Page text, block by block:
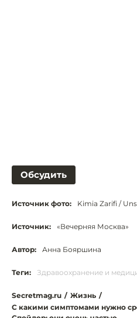
Обсудить
Источник фото: Kimia Zarifi /
Источник: «Вечерняя Москва»
Автор: Анна Бояршина
Теги: Здравоохранение и
Secretmag.ru / Жизнь /
С какими симптомами нужно